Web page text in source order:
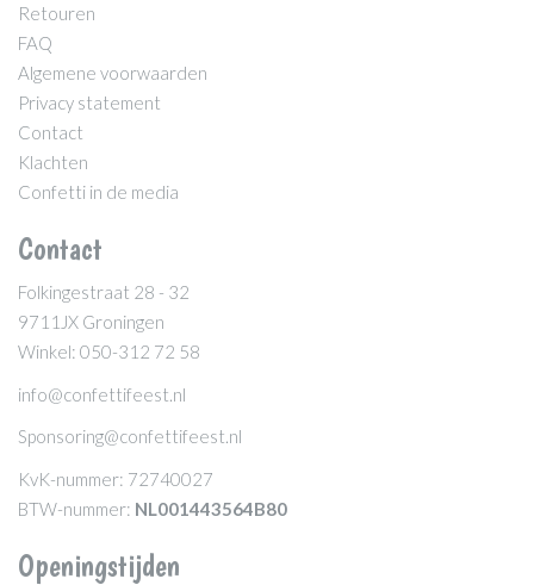
Retouren
FAQ
Algemene voorwaarden
Privacy statement
Contact
Klachten
Confetti in de media
Contact
Folkingestraat 28 - 32
9711JX Groningen
Winkel: 050-312 72 58
info@confettifeest.nl
Sponsoring@confettifeest.nl
KvK-nummer: 72740027
BTW-nummer: NL001443564B80
Openingstijden